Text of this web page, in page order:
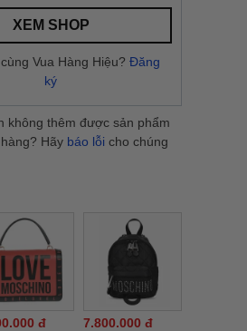
đ 7.800.000 đ
XEM SHOP
Vua Hàng Hiệu? Đăng
ký
không thêm được sản phẩm
Hãy báo lỗi cho chúng